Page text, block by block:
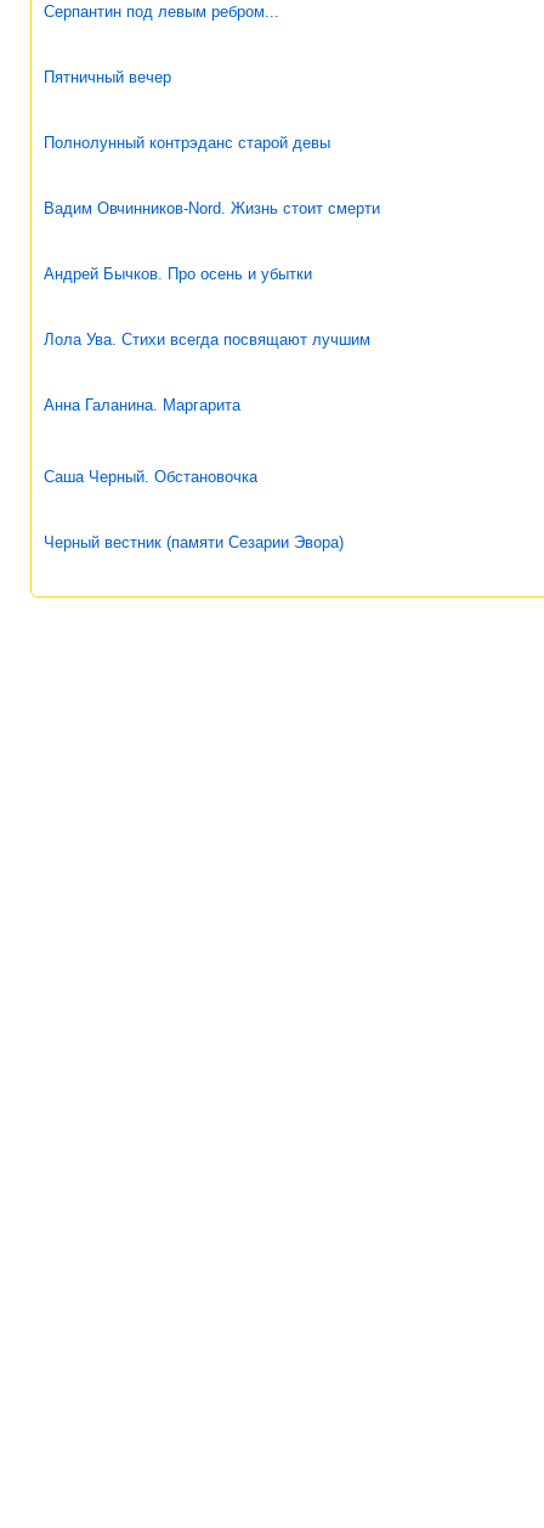
Серпантин под левым ребром...
Пятничный вечер
Полнолунный контрэданс старой девы
Вадим Овчинников-Nord. Жизнь стоит смерти
Андрей Бычков. Про осень и убытки
Лола Ува. Стихи всегда посвящают лучшим
Анна Галанина. Маргарита
Саша Черный. Обстановочка
Черный вестник (памяти Сезарии Эвора)